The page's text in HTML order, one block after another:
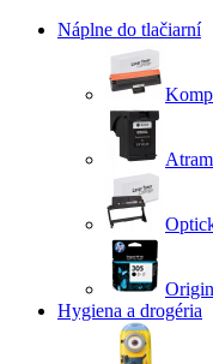
Náplne do tlačiarní
Hygiena a drogéria